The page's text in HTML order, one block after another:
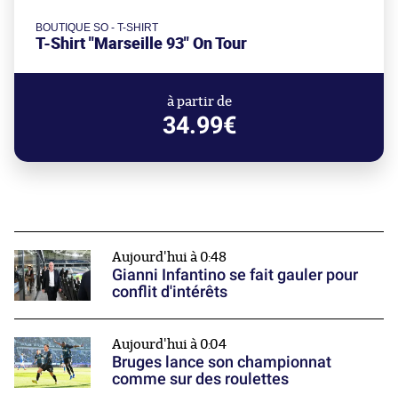
BOUTIQUE SO - T-SHIRT
T-Shirt "Marseille 93" On Tour
à partir de
34.99€
Aujourd'hui à 0:48
Gianni Infantino se fait gauler pour
conflit d'intérêts
Aujourd'hui à 0:04
Bruges lance son championnat
comme sur des roulettes